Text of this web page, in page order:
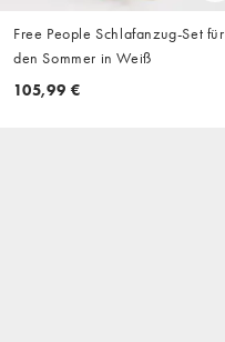
Free People Schlafanzug-Set für
den Sommer in Weiß
105,99 €